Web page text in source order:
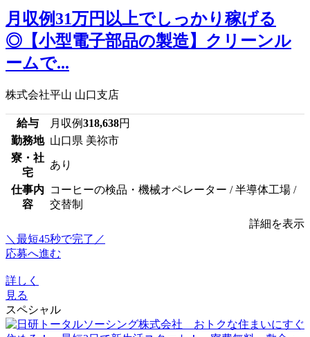
月収例31万円以上でしっかり稼げる
◎【小型電子部品の製造】クリーンル
ームで...
株式会社平山 山口支店
給与 月収例318,638円
勤務地 山口県 美祢市
寮・社
宅
あり
仕事内
容
コーヒーの検品・機械オペレーター / 半導体工場 /
交替制
詳細を表示
＼最短45秒で完了／
応募へ進む
詳しく
見る
スペシャル